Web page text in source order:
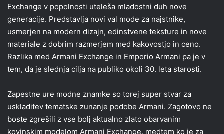
Exchange v popolnosti uteleša mladostni duh nove
generacije. Predstavlja novi val mode za najstnike,
usmerjen na modern dizajn, edinstvene teksture in nove
materiale z dobrim razmerjem med kakovostjo in ceno.
Razlika med Armani Exchange in Emporio Armani pa je v
tem, da je slednja cilja na publiko okoli 30. leta starosti.
Zapestne ure modne znamke so torej super stvar za
uskladitev tematske zunanje podobe Armani. Zagotovo ne
boste zgrešili z vse bolj aktualno zlato obarvanim
kovinskim modelom Armani Exchange, medtem ko je za